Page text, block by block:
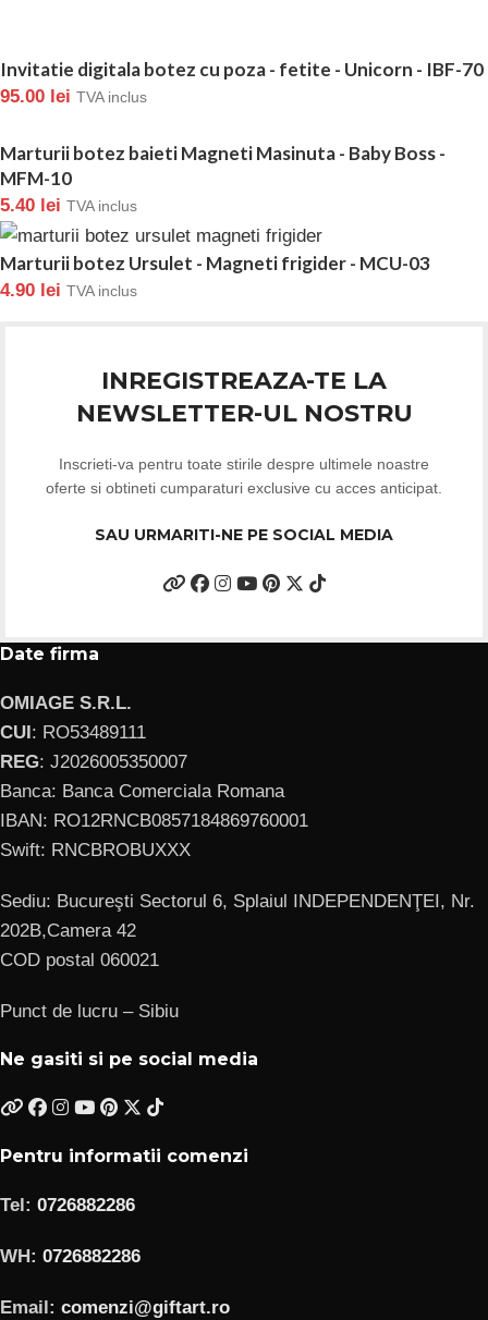
Invitatie digitala botez cu poza - fetite - Unicorn - IBF-70
95.00 lei TVA inclus
Marturii botez baieti Magneti Masinuta - Baby Boss -
MFM-10
5.40 lei TVA inclus
Marturii botez Ursulet - Magneti frigider - MCU-03
4.90 lei TVA inclus
INREGISTREAZA-TE LA
NEWSLETTER-UL NOSTRU
Inscrieti-va pentru toate stirile despre ultimele noastre
oferte si obtineti cumparaturi exclusive cu acces anticipat.
SAU URMARITI-NE PE SOCIAL MEDIA
Date firma
OMIAGE S.R.L.
CUI: RO53489111
REG: J2026005350007
Banca: Banca Comerciala Romana
IBAN: RO12RNCB0857184869760001
Swift: RNCBROBUXXX
Sediu: Bucureşti Sectorul 6, Splaiul INDEPENDENŢEI, Nr.
202B,Camera 42
COD postal 060021
Punct de lucru – Sibiu
Ne gasiti si pe social media
Pentru informatii comenzi
Tel: 0726882286
WH: 0726882286
Email: comenzi@giftart.ro